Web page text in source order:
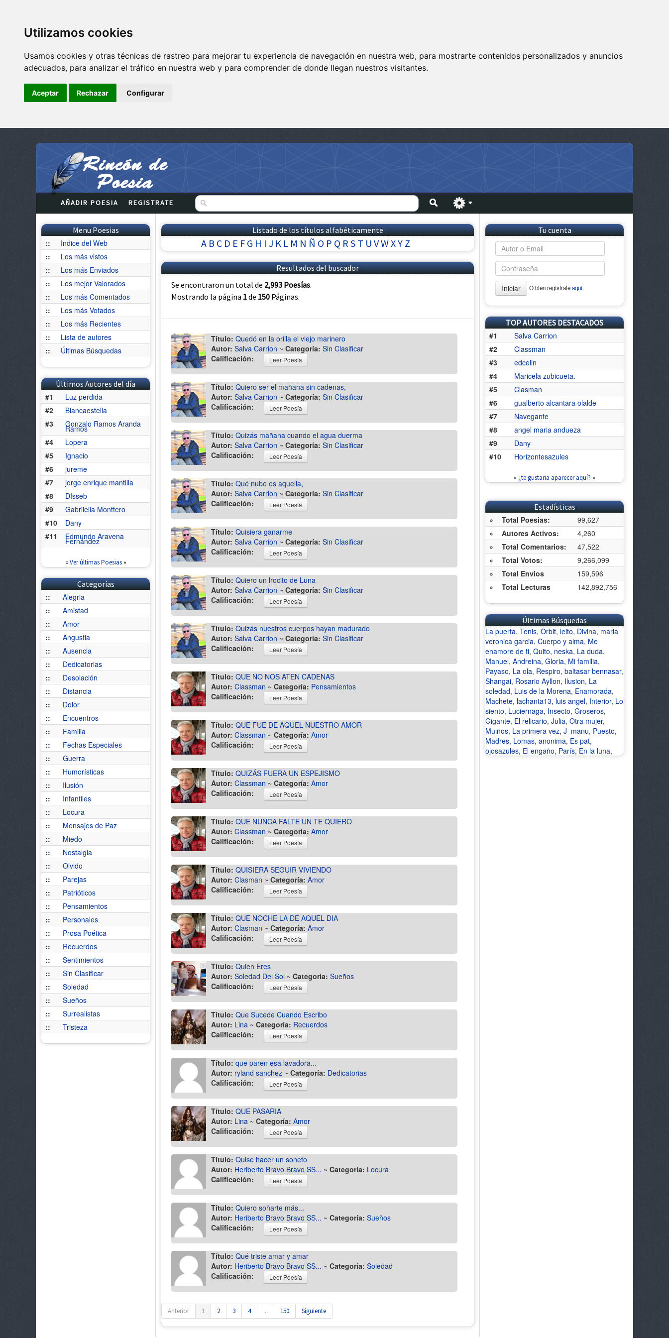
Utilizamos cookies
Usamos cookies y otras técnicas de rastreo para mejorar tu experiencia de navegación en nuestra web, para mostrarte contenidos personalizados y anuncios
adecuados, para analizar el tráfico en nuestra web y para comprender de donde llegan nuestros visitantes.
Aceptar Rechazar Configurar
AÑADIR POESIA REGISTRATE
Menu Poesias
::
Indice del Web
::
Los más vistos
::
Los más Enviados
::
Los mejor Valorados
::
Los más Comentados
::
Los más Votados
::
Los más Recientes
::
Lista de autores
::
Últimas Búsquedas
Últimos Autores del día
#1
Luz perdida
#2
Biancaestella
#3
Gonzalo Ramos Aranda
Ramos
#4
Lopera
#5
Ignacio
#6
jureme
#7
jorge enrique mantilla
#8
DIsseb
#9
Gabriiella Monttero
#10
Dany
#11
Edmundo Aravena
Fernández
« Ver últimas Poesias»
Categorías
::
Alegria
::
Amistad
::
Amor
::
Angustia
::
Ausencia
::
Dedicatorias
::
Desolación
::
Distancia
::
Dolor
::
Encuentros
::
Familia
::
Fechas Especiales
::
Guerra
::
Humorísticas
::
Ilusión
::
Infantiles
::
Locura
::
Mensajes de Paz
::
Miedo
::
Nostalgia
::
Olvido
::
Parejas
::
Patrióticos
::
Pensamientos
::
Personales
::
Prosa Poética
::
Recuerdos
::
Sentimientos
::
Sin Clasificar
::
Soledad
::
Sueños
::
Surrealistas
::
Tristeza
Listado de los títulos alfabéticamente
A B C D E F G H I J K L M N Ñ O P Q R S T U VWXY Z
Resultados del buscador
Se encontraron un total de 2,993 Poesías.
Mostrando la página 1de 150 Páginas.
Título: Quedó en la orilla el viejo marinero
Autor: Salva Carrion ~ Categoría: Sin Clasificar
Calificación:
Leer Poesía
Título: Quiero ser el mañana sin cadenas,
Autor: Salva Carrion ~ Categoría: Sin Clasificar
Calificación:
Leer Poesía
Título: Quizás mañana cuando el agua duerma
Autor: Salva Carrion ~ Categoría: Sin Clasificar
Calificación:
Leer Poesía
Título: Qué nube es aquella,
Autor: Salva Carrion ~ Categoría: Sin Clasificar
Calificación:
Leer Poesía
Título: Quisiera ganarme
Autor: Salva Carrion ~ Categoría: Sin Clasificar
Calificación:
Leer Poesía
Título: Quiero un lrocito de Luna
Autor: Salva Carrion ~ Categoría: Sin Clasificar
Calificación:
Leer Poesía
Título: Quizás nuestros cuerpos hayan madurado
Autor: Salva Carrion ~ Categoría: Sin Clasificar
Calificación:
Leer Poesía
Título: QUE NO NOS ATEN CADENAS
Autor: Classman ~ Categoría: Pensamientos
Calificación:
Leer Poesía
Título: QUE FUE DE AQUEL NUESTRO AMOR
Autor: Classman ~ Categoría: Amor
Calificación:
Leer Poesía
Título: QUIZÁS FUERA UN ESPEJISMO
Autor: Classman ~ Categoría: Amor
Calificación:
Leer Poesía
Título: QUE NUNCA FALTE UN TE QUIERO
Autor: Classman ~ Categoría: Amor
Calificación:
Leer Poesía
Título: QUISIERA SEGUIR VIVIENDO
Autor: Clasman ~ Categoría: Amor
Calificación:
Leer Poesía
Título: QUE NOCHE LA DE AQUEL DIA
Autor: Clasman ~ Categoría: Amor
Calificación:
Leer Poesía
Título: Quien Eres
Autor: Soledad Del Sol ~ Categoría: Sueños
Calificación:
Leer Poesía
Título: Que Sucede Cuando Escribo
Autor: Lina ~ Categoría: Recuerdos
Calificación:
Leer Poesía
Título: que paren esa lavadora...
Autor: ryland sanchez ~ Categoría: Dedicatorias
Calificación:
Leer Poesía
Título: QUE PASARIA
Autor: Lina ~ Categoría: Amor
Calificación:
Leer Poesía
Título: Quise hacer un soneto
Autor: Heriberto Bravo Bravo SS... ~ Categoría: Locura
Calificación:
Leer Poesía
Título: Quiero soñarte más...
Autor: Heriberto Bravo Bravo SS... ~ Categoría: Sueños
Calificación:
Leer Poesía
Título: Qué triste amar y amar
Autor: Heriberto Bravo Bravo SS... ~ Categoría: Soledad
Calificación:
Leer Poesía
Anterior 1 2 3 4 ... 150 Siguiente
Tu cuenta
Iniciar O bien regístrateaquí.
TOP AUTORES DESTACADOS
#1
Salva Carrion
#2
Classman
#3
edcelin
#4
Maricela zubicueta.
#5
Clasman
#6
gualberto alcantara olalde
#7
Navegante
#8
angel maria andueza
#9
Dany
#10
Horizontesazules
« ¿te gustaria aparecer aquí? »
Estadísticas
»
Total Poesias:
99,627
»
Autores Activos:
4,260
»
Total Comentarios:
47,522
»
Total Votos:
9,266,099
»
Total Envios
159,596
»
Total Lecturas 142,892,756
Últimas Búsquedas
La puerta, Tenis, Orbit, leito, Divina, maria
veronica garcia, Cuerpo y alma, Me
enamore de ti, Quito, neska, La duda,
Manuel, Andreina, Gloria, Mi familia,
Payaso, La ola, Respiro, baltasar bennasar,
Shangai, Rosario Ayllon, Ilusion, La
soledad, Luis de la Morena, Enamorada,
Machete, lachanta13, luis angel, Interior, Lo
siento, Luciernaga, Insecto, Groseros,
Gigante, El relicario, Julia, Otra mujer,
Muiños, La primera vez, J_manu, Puesto,
Madres, Lomas, anonima, Es pat,
ojosazules, El engaño, París, En la luna,